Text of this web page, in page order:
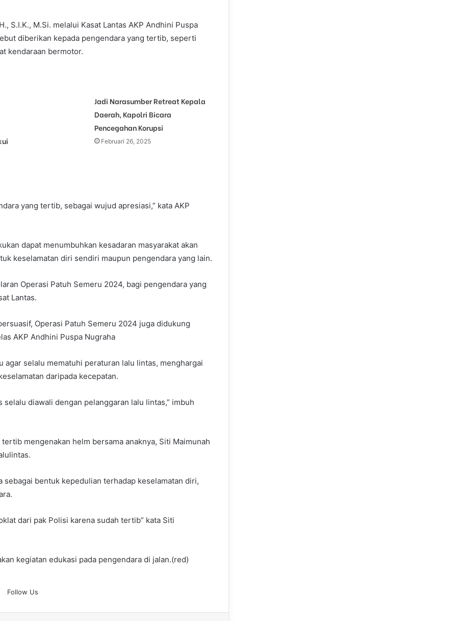
S.I.K., M.Si. melalui Kasat Lantas AKP Andhini Puspa
diberikan kepada pengendara yang tertib, seperti
kendaraan bermotor.
Jadi Narasumber Retreat Kepala
Daerah, Kapolri Bicara
Pencegahan Korupsi
Februari 26, 2025
yang tertib, sebagai wujud apresiasi,” kata AKP
dapat menumbuhkan kesadaran masyarakat akan
keselamatan diri sendiri maupun pengendara yang lain.
Operasi Patuh Semeru 2024, bagi pengendara yang
Lantas.
Operasi Patuh Semeru 2024 juga didukung
AKP Andhini Puspa Nugraha
agar selalu mematuhi peraturan lalu lintas, menghargai
daripada kecepatan.
diawali dengan pelanggaran lalu lintas,” imbuh
mengenakan helm bersama anaknya, Siti Maimunah
bentuk kepedulian terhadap keselamatan diri,
dari pak Polisi karena sudah tertib” kata Siti
kegiatan edukasi pada pengendara di jalan.(red)
Follow Us